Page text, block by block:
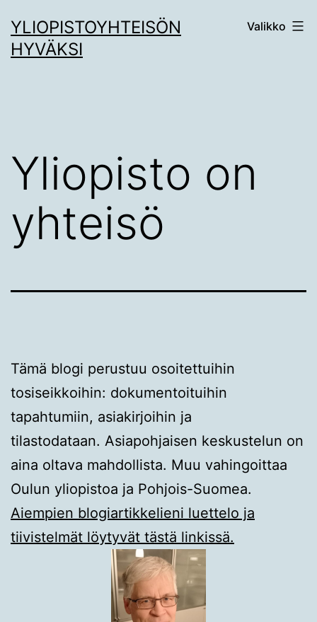
sisältöön
YLIOPISTOYHTEISÖN
HYVÄKSI
Valikko
Yliopisto on
yhteisö
Tämä blogi perustuu osoitettuihin
tosiseikkoihin: dokumentoituihin
tapahtumiin, asiakirjoihin ja
tilastodataan. Asiapohjaisen keskustelun on
aina oltava mahdollista. Muu vahingoittaa
Oulun yliopistoa ja Pohjois-Suomea.
Aiempien blogiartikkelieni luettelo ja
tiivistelmät löytyvät tästä linkissä.